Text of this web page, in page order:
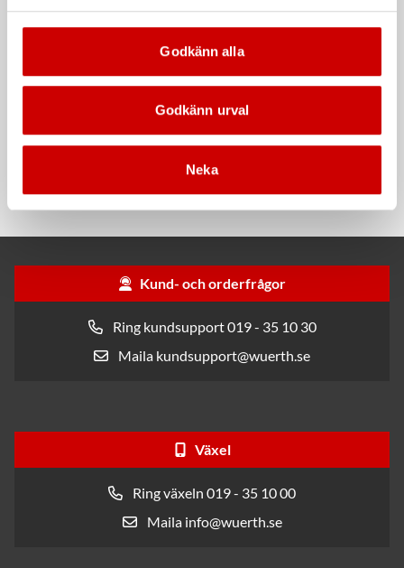
Godkänn alla
Godkänn urval
Nekahärdningstid 90 sek. Godkänd av
Kund- och orderfrågor
Ring kundsupport 019 - 35 10 30
Maila kundsupport@wuerth.se
Växel
Ring växeln 019 - 35 10 00
Maila info@wuerth.se